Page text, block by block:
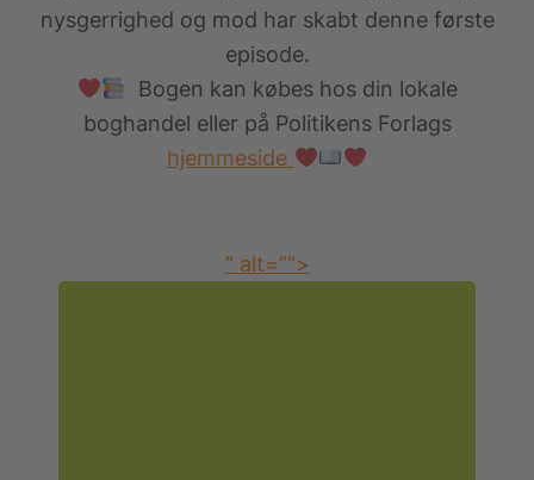
nysgerrighed og mod har skabt denne første
episode.
Bogen kan købes hos din lokale
boghandel eller på Politikens Forlags
hjemmeside
” alt=”“>